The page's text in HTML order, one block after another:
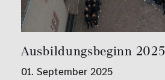
Ausbildungsbeginn 2025
01. September 2025